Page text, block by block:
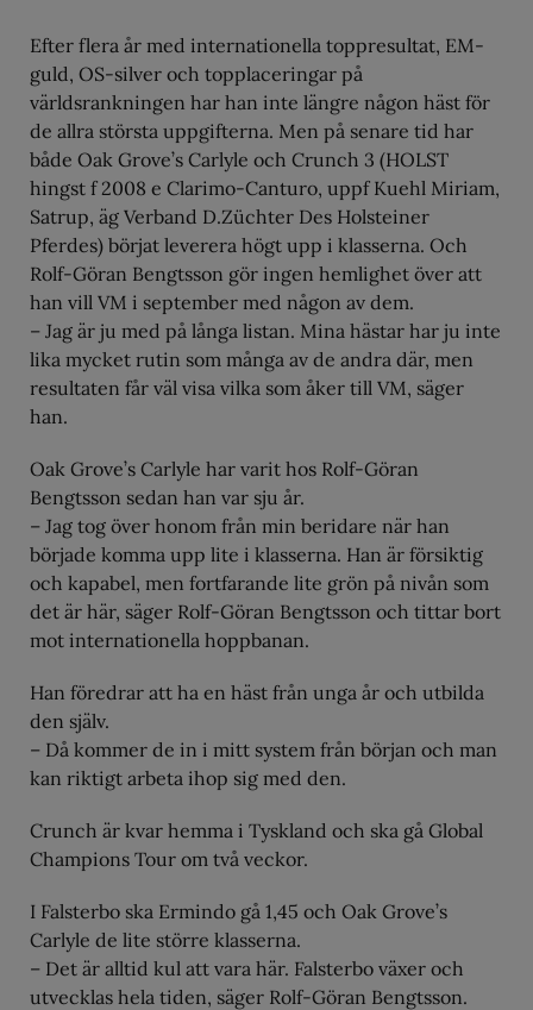
Efter flera år med internationella toppresultat, EM-
guld, OS-silver och topplaceringar på
världsrankningen har han inte längre någon häst för
de allra största uppgifterna. Men på senare tid har
både Oak Grove’s Carlyle och Crunch 3 (HOLST
hingst f 2008 e Clarimo-Canturo, uppf Kuehl Miriam,
Satrup, äg Verband D.Züchter Des Holsteiner
Pferdes) börjat leverera högt upp i klasserna. Och
Rolf-Göran Bengtsson gör ingen hemlighet över att
han vill VM i september med någon av dem.
– Jag är ju med på långa listan. Mina hästar har ju inte
lika mycket rutin som många av de andra där, men
resultaten får väl visa vilka som åker till VM, säger
han.
Oak Grove’s Carlyle har varit hos Rolf-Göran
Bengtsson sedan han var sju år.
– Jag tog över honom från min beridare när han
började komma upp lite i klasserna. Han är försiktig
och kapabel, men fortfarande lite grön på nivån som
det är här, säger Rolf-Göran Bengtsson och tittar bort
mot internationella hoppbanan.
Han föredrar att ha en häst från unga år och utbilda
den själv.
– Då kommer de in i mitt system från början och man
kan riktigt arbeta ihop sig med den.
Crunch är kvar hemma i Tyskland och ska gå Global
Champions Tour om två veckor.
I Falsterbo ska Ermindo gå 1,45 och Oak Grove’s
Carlyle de lite större klasserna.
– Det är alltid kul att vara här. Falsterbo växer och
utvecklas hela tiden, säger Rolf-Göran Bengtsson.